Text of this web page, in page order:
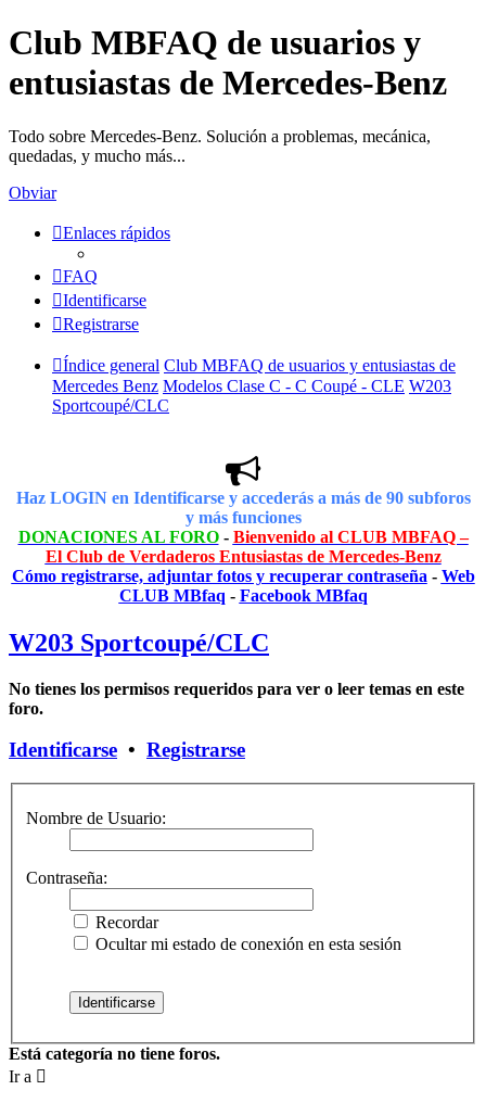
Club MBFAQ de usuarios y
entusiastas de Mercedes-Benz
Todo sobre Mercedes-Benz. Solución a problemas, mecánica,
quedadas, y mucho más...
Obviar
Enlaces rápidos
FAQ
Identificarse
Registrarse
Índice general Club MBFAQ de usuarios y entusiastas de
Mercedes Benz Modelos Clase C - C Coupé - CLE W203
Sportcoupé/CLC
Haz LOGIN en Identificarse y accederás a más de 90 subforos
y más funciones
DONACIONES AL FORO- Bienvenido al CLUB MBFAQ –
El Club de Verdaderos Entusiastas de Mercedes-Benz
Cómo registrarse, adjuntar fotos y recuperar contraseña - Web
CLUB MBfaq - Facebook MBfaq
W203 Sportcoupé/CLC
No tienes los permisos requeridos para ver o leer temas en este
foro.
Identificarse • Registrarse
Nombre de Usuario:
Contraseña:
Recordar
Ocultar mi estado de conexión en esta sesión
Está categoría no tiene foros.
Ir a